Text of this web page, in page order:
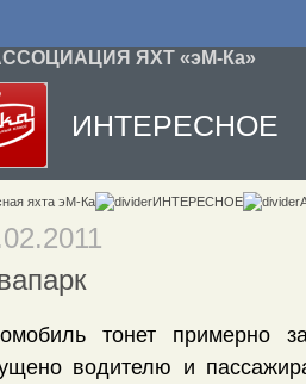
ЯХТ «эМ-Ка»
ИНТЕРЕСНОЕ
яхта эМ-Ка ИНТЕРЕСНОЕ
тонет примерно
водителю и